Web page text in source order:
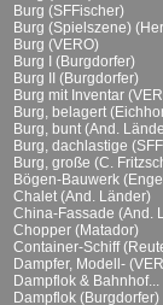
Burg (SFFischer)
Burg (Spielszene)
Burg (VERO)
Burg I (Burgdorfer)
Burg II (Burgdorfer)
Burg mit Inventar
Burg, belagert
Burg, bunt (And.
Burg, dachlastige
Burg, große (C.
Bögen-Bauwerk
Chalet (And. Länder)
China-Fassade (And.
Chopper (Matador)
Container-Schiff
Dampfer, Modell-
Dampflok & Bahnhof...
Dampflok (Burgdorfer)